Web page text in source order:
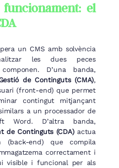
el
un CMS amb solvència
les dues peces
D’una banda,
de Continguts (CMA),
(front-end) que permet
contingut mitjançant
a un processador de
Word. D’altra banda,
de Continguts (CDA)actua
end) que compila
correctament i
visible i funcional per als